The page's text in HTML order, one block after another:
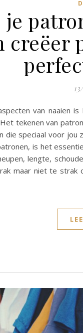
je
creëer
van naaien
tekenen van
speciaal voor jou
is het
lengte,
maar niet te strak